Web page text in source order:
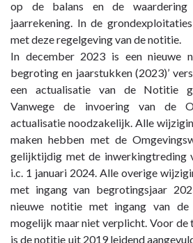
op de balans en de
jaarrekening. In de
met deze regelgeving van de notitie.
In december 2023 is een nieuwe
begroting en jaarstukken (2023)’
een actualisatie van de Notitie
Vanwege de invoering van de
actualisatie noodzakelijk. Alle
maken hebben met de
gelijktijdig met de inwerkingtreding
i.c. 1 januari 2024. Alle overige
met ingang van begrotingsjaar
nieuwe notitie met ingang van de
mogelijk maar niet verplicht. Voor de
is de notitie uit 2019 leidend